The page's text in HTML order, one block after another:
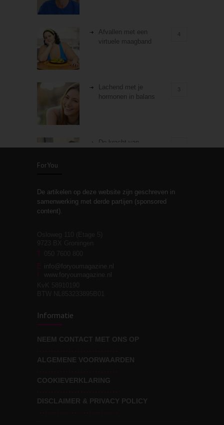
Afvallen met een
virtuele maagband
4
Lachend met je
hormonen in balans
3
De kracht van
Stiefouderschap en
relaties
moeite!
Wat voor leider wil jij
zijn?
ForYou
De artikelen op deze website zijn geschreven in
samenwerking met derde partijen (sponsored
content).
T
E info@foryoumagazine.nl
I
www.foryoumagazine.nl
Informatie
NEEM CONTACT MET ONS OP
ALGEMENE VOORWAARDEN
COOKIEVERKLARING
DISCLAIMER & PRIVACY POLICY